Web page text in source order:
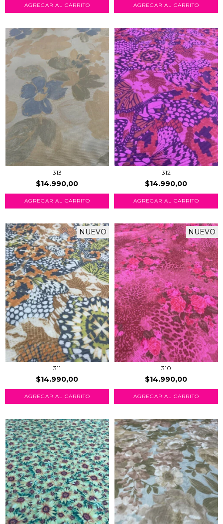
AGREGAR AL CARRITO AGREGAR AL CARRITO
313
$14.990,00
AGREGAR AL CARRITO
312
$14.990,00
AGREGAR AL CARRITO
NUEVO
311
$14.990,00
AGREGAR AL CARRITO
NUEVO
310
$14.990,00
AGREGAR AL CARRITO